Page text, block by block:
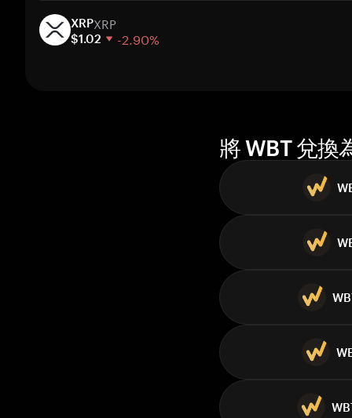
30 天
市值
XRPXRP
$1.02 -2.90%
將 WBT 兌換